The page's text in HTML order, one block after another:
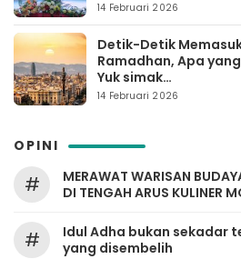
14 Februari 2026
Detik-Detik
Ramadhan, Apa
Yuk simak…
14 Februari 2026
OPINI
#
MERAWAT WARISAN
DI TENGAH ARUS KULINER
#
Idul Adha bukan sekadar
yang disembelih